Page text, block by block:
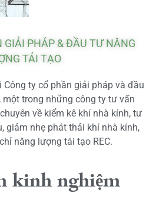
GIẢI PHÁP & ĐẦU TƯ NĂNG
TÁI TẠO
Công ty cổ phần giải pháp và đầu
trong những công ty tư vấn
về kiểm kê khí nhà kính, tư
giảm nhẹ phát thải khí nhà kính,
năng lượng tái tạo REC.
kinh nghiệm